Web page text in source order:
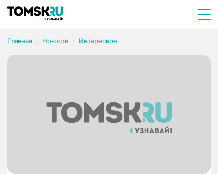
Главная Новости Интересное